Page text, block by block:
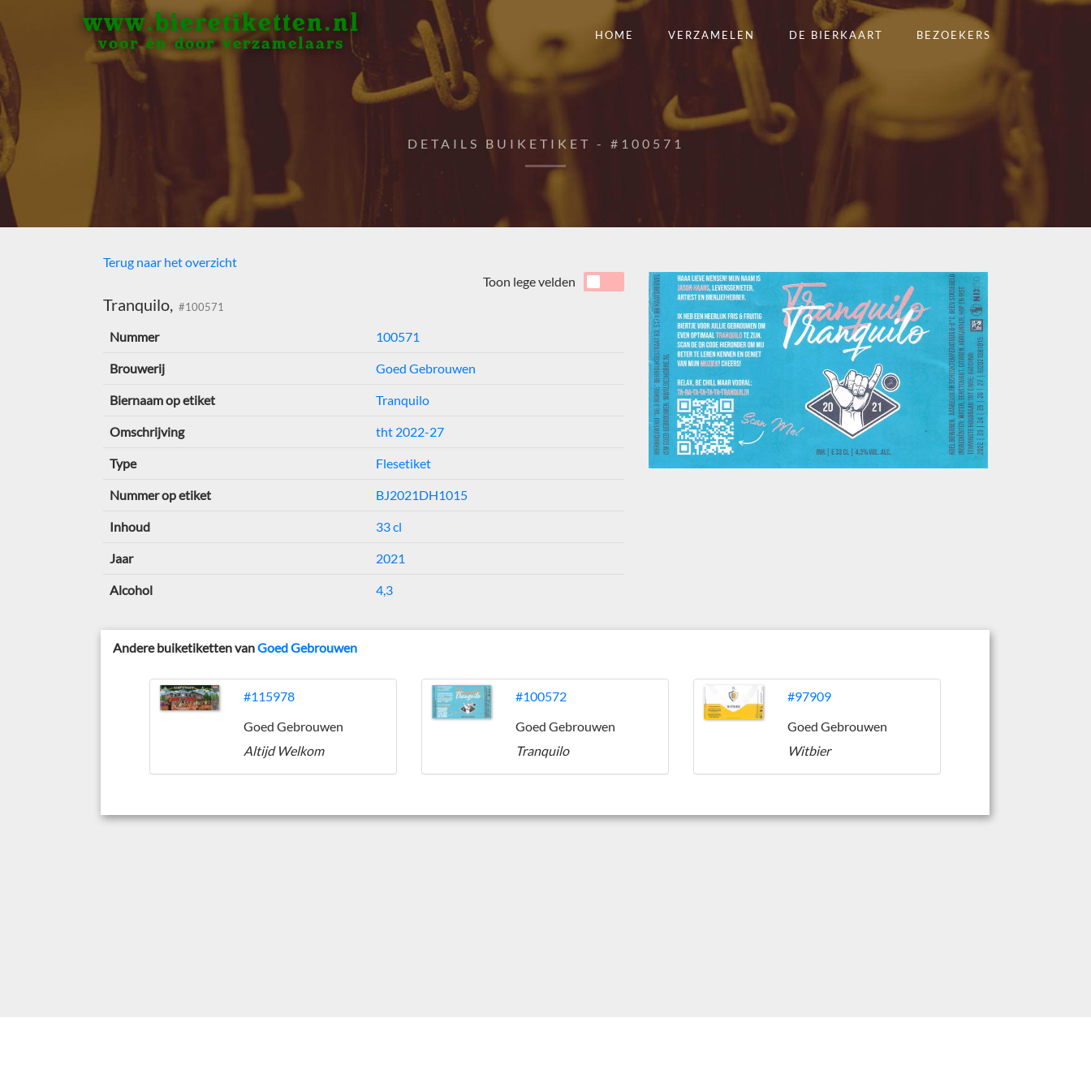
www.bieretiketten.nl
voor én door verzamelaars
HOME VERZAMELEN DE BIERKAART BEZOEKERS
DETAILS BUIKETIKET - #100571
Terug naar het overzicht
Tranquilo, #100571
Toon lege velden
Nummer 100571
Brouwerij Goed Gebrouwen
Biernaam op etiket Tranquilo
Omschrijving tht 2022-27
Type Flesetiket
Nummer op etiket BJ2021DH1015
Inhoud 33 cl
Jaar 2021
Alcohol 4,3
Andere buiketiketten vanGoed Gebrouwen
#115978
Goed Gebrouwen
Altijd Welkom
#100572
Goed Gebrouwen
Tranquilo
#97909
Goed Gebrouwen
Witbier